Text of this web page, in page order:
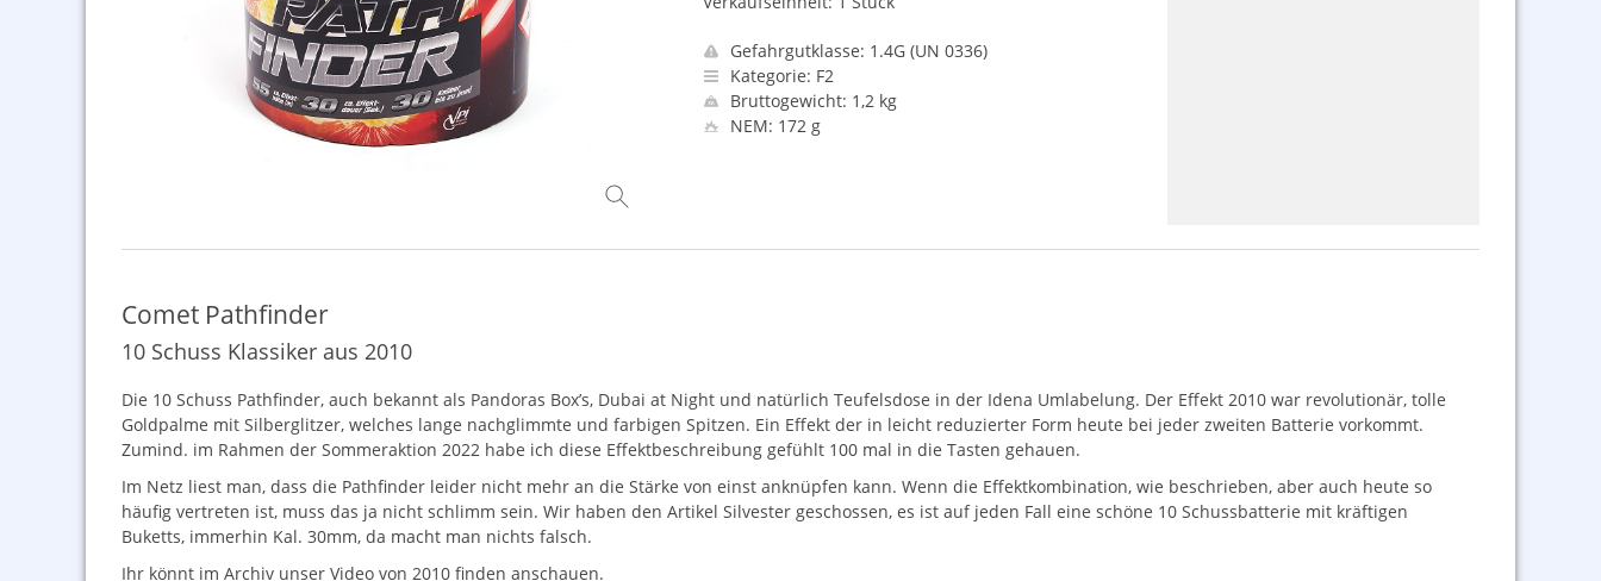
Gefahrgutklasse: 1.4G (UN 0336)
Kategorie: F2
Bruttogewicht: 1,2 kg
NEM: 172 g
Comet Pathfinder
10 Schuss Klassiker aus 2010
Die 10 Schuss Pathfinder, auch bekannt als Pandoras Box’s, Dubai at Night und natürlich Teufelsdose in der Idena Umlabelung. Der Effekt 2010 war revolutionär, tolle
Goldpalme mit Silberglitzer, welches lange nachglimmte und farbigen Spitzen. Ein Effekt der in leicht reduzierter Form heute bei jeder zweiten Batterie vorkommt.
Zumind. im Rahmen der Sommeraktion 2022 habe ich diese Effektbeschreibung gefühlt 100 mal in die Tasten gehauen.
Im Netz liest man, dass die Pathfinder leider nicht mehr an die Stärke von einst anknüpfen kann. Wenn die Effektkombination, wie beschrieben, aber auch heute so
häufig vertreten ist, muss das ja nicht schlimm sein. Wir haben den Artikel Silvester geschossen, es ist auf jeden Fall eine schöne 10 Schussbatterie mit kräftigen
Buketts, immerhin Kal. 30mm, da macht man nichts falsch.
Ihr könnt im Archiv unser Video von 2010 finden anschauen.